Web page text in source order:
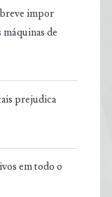
impor
de
prejudica
em todo o